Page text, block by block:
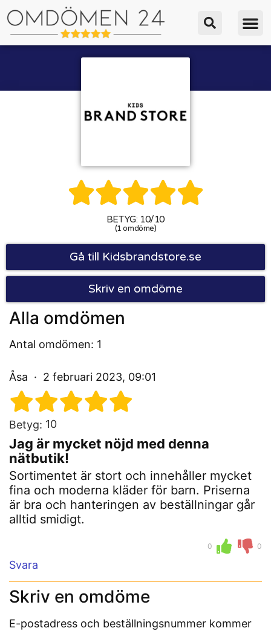

BETYG: 10/10
(1 omdöme)
Gå till Kidsbrandstore.se
Skriv en omdöme
Alla omdömen
Antal omdömen: 1
Åsa 2 februari 2023, 09:01
Betyg: 10
Jag är mycket nöjd med denna
nätbutik!
Sortimentet är stort och innehåller mycket
fina och moderna kläder för barn. Priserna
är bra och hanteringen av beställningar går
alltid smidigt.
0 0
Svara
Skriv en omdöme
E-postadress och beställningsnummer kommer